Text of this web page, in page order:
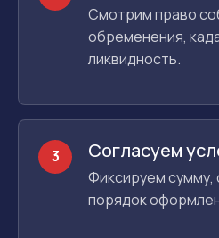
Смотрим право
обременения,
ликвидность.
3 Согласуем
Фиксируем сумму,
порядок